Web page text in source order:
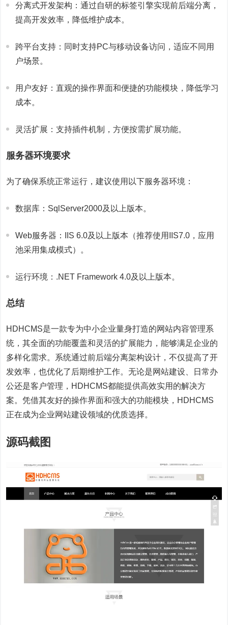
分离式开发架构：通过自研的标签引擎实现前后端分离，
提高开发效率，降低维护成本。
跨平台支持：同时支持PC与移动设备访问，适应不同用
户场景。
用户友好：直观的操作界面和便捷的功能模块，降低学习
成本。
灵活扩展：支持插件机制，方便按需扩展功能。
服务器环境要求
为了确保系统正常运行，建议使用以下服务器环境：
数据库：SqlServer2000及以上版本。
Web服务器：IIS 6.0及以上版本（推荐使用IIS7.0，应用
池采用集成模式）。
运行环境：.NET Framework 4.0及以上版本。
总结
HDHCMS是一款专为中小企业量身打造的网站内容管理系
统，其全面的功能覆盖和灵活的扩展能力，能够满足企业的
多样化需求。系统通过前后端分离架构设计，不仅提高了开
发效率，也优化了后期维护工作。无论是网站建设、日常办
公还是客户管理，HDHCMS都能提供高效实用的解决方
案。凭借其友好的操作界面和强大的功能模块，HDHCMS
正在成为企业网站建设领域的优质选择。
源码截图